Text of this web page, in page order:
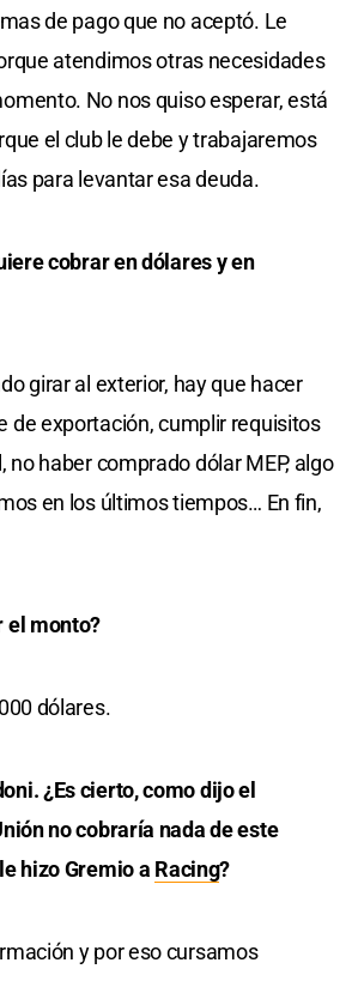
de pago que no aceptó. Le
atendimos otras necesidades
No nos quiso esperar, está
el club le debe y trabajaremos
para levantar esa deuda.
cobrar en dólares y en
girar al exterior, hay que hacer
de exportación, cumplir requisitos
no haber comprado dólar MEP, algo
en los últimos tiempos… En fin,
el monto?
dólares.
¿Es cierto, como dijo el
no cobraría nada de este
hizo Gremio a Racing?
y por eso cursamos